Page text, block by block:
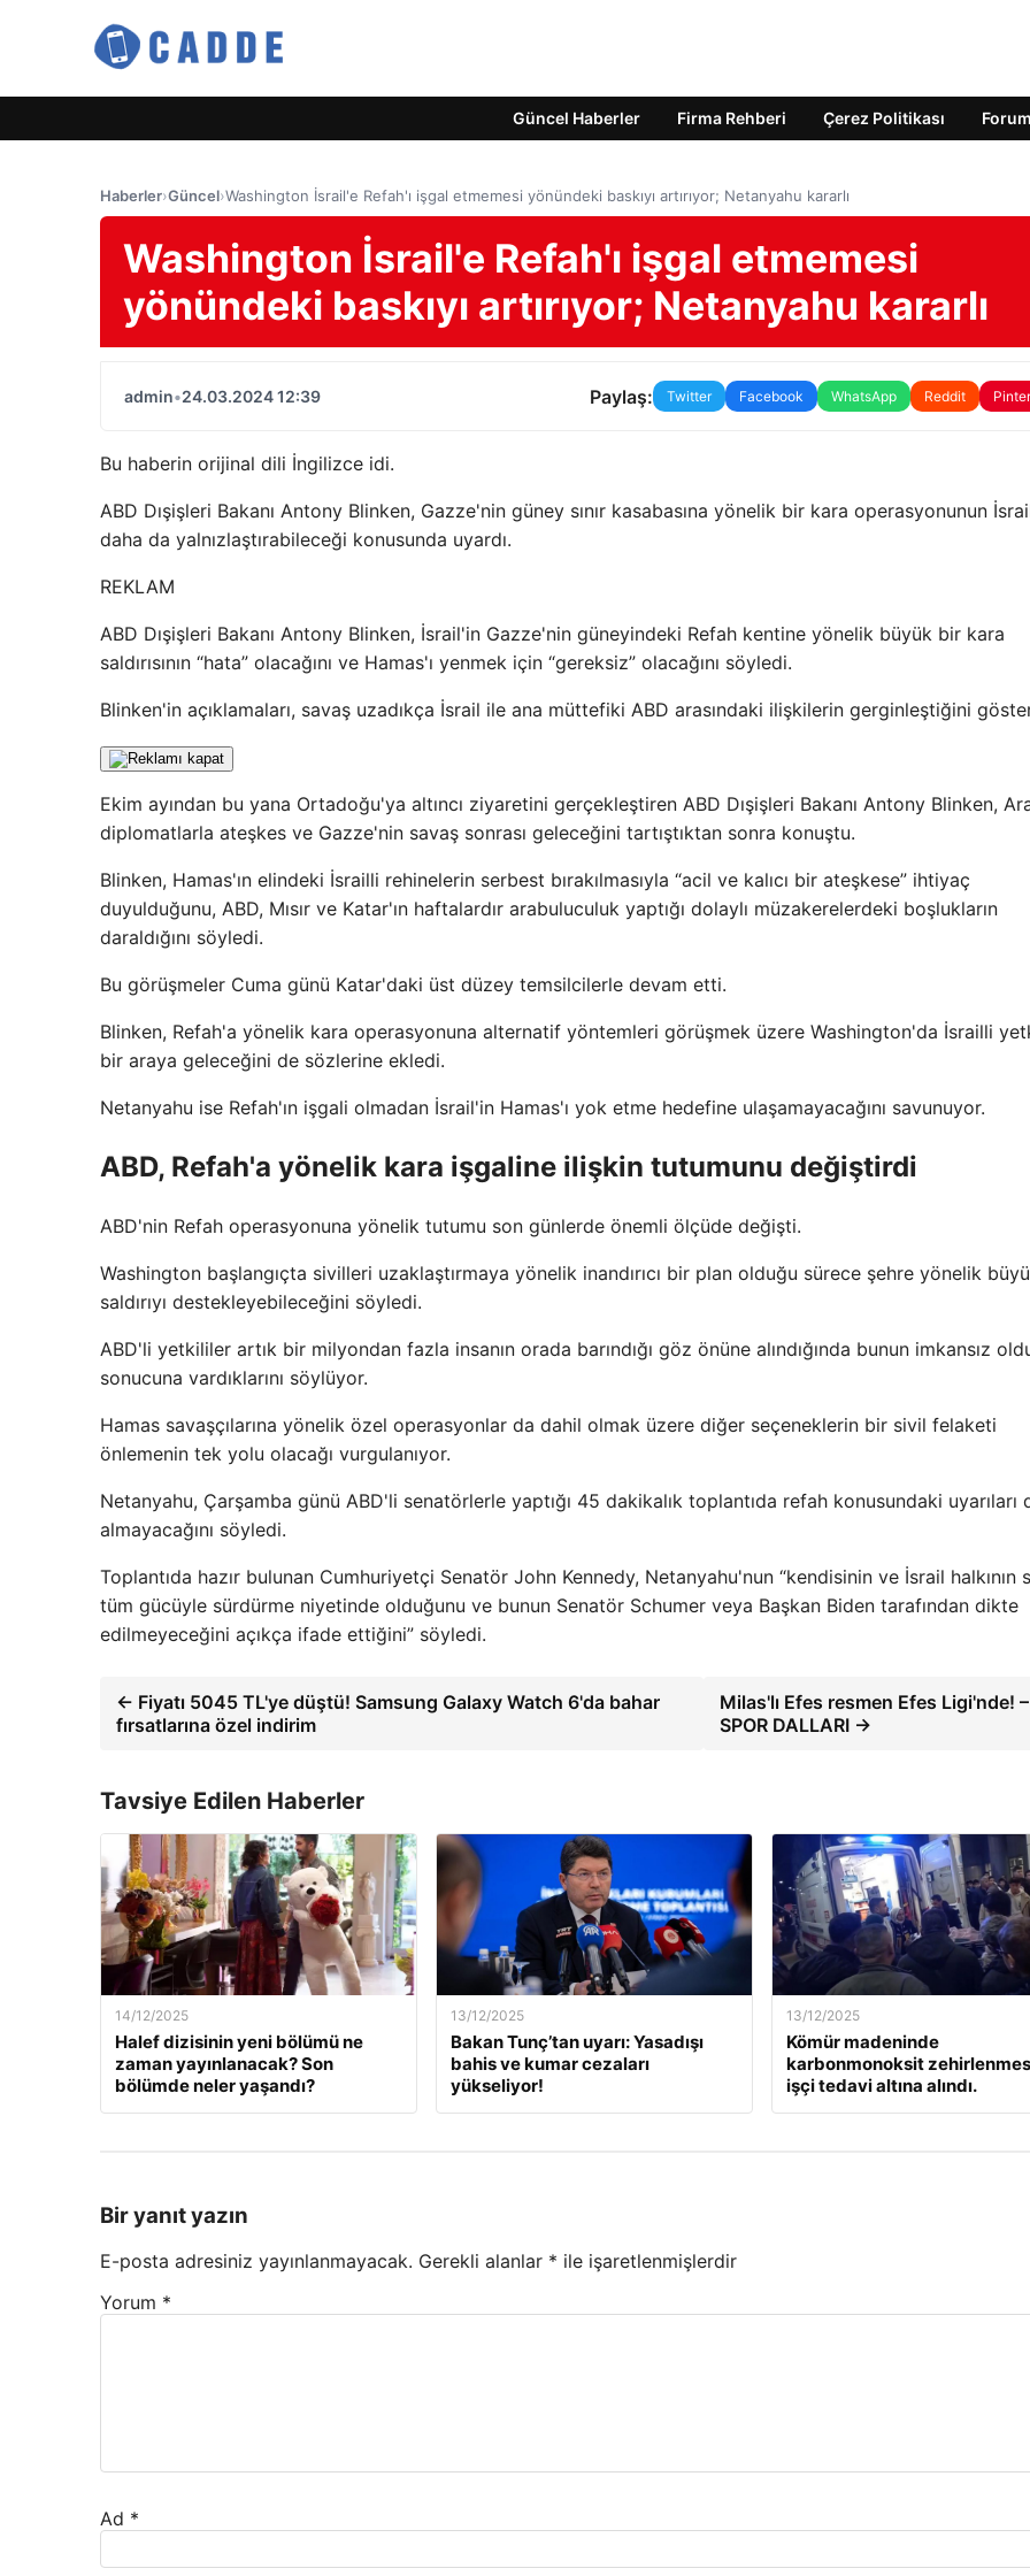
Güncel Haberler Firma Rehberi Çerez Politikası Forum
Haberler›Güncel›Washington İsrail'e Refah'ı işgal etmemesi yönündeki baskıyı artırıyor; Netanyahu kararlı
Washington İsrail'e Refah'ı işgal etmemesi
yönündeki baskıyı artırıyor; Netanyahu kararlı
admin•24.03.2024 12:39 Paylaş: Twitter Facebook WhatsApp Reddit
Bu haberin orijinal dili İngilizce idi.
ABD Dışişleri Bakanı Antony Blinken, Gazze'nin güney sınır kasabasına yönelik bir kara operasyonunun
daha da yalnızlaştırabileceği konusunda uyardı.
REKLAM
ABD Dışişleri Bakanı Antony Blinken, İsrail'in Gazze'nin güneyindeki Refah kentine yönelik büyük bir kara
saldırısının “hata” olacağını ve Hamas'ı yenmek için “gereksiz” olacağını söyledi.
Blinken'in açıklamaları, savaş uzadıkça İsrail ile ana müttefiki ABD arasındaki ilişkilerin gerginleştiğini
Ekim ayından bu yana Ortadoğu'ya altıncı ziyaretini gerçekleştiren ABD Dışişleri Bakanı Antony Blinken,
diplomatlarla ateşkes ve Gazze'nin savaş sonrası geleceğini tartıştıktan sonra konuştu.
Blinken, Hamas'ın elindeki İsrailli rehinelerin serbest bırakılmasıyla “acil ve kalıcı bir ateşkese” ihtiyaç
duyulduğunu, ABD, Mısır ve Katar'ın haftalardır arabuluculuk yaptığı dolaylı müzakerelerdeki boşlukların
daraldığını söyledi.
Bu görüşmeler Cuma günü Katar'daki üst düzey temsilcilerle devam etti.
Blinken, Refah'a yönelik kara operasyonuna alternatif yöntemleri görüşmek üzere Washington'da İsrailli
bir araya geleceğini de sözlerine ekledi.
Netanyahu ise Refah'ın işgali olmadan İsrail'in Hamas'ı yok etme hedefine ulaşamayacağını savunuyor.
ABD, Refah'a yönelik kara işgaline ilişkin tutumunu değiştirdi
ABD'nin Refah operasyonuna yönelik tutumu son günlerde önemli ölçüde değişti.
Washington başlangıçta sivilleri uzaklaştırmaya yönelik inandırıcı bir plan olduğu sürece şehre yönelik
saldırıyı destekleyebileceğini söyledi.
ABD'li yetkililer artık bir milyondan fazla insanın orada barındığı göz önüne alındığında bunun imkansız
sonucuna vardıklarını söylüyor.
Hamas savaşçılarına yönelik özel operasyonlar da dahil olmak üzere diğer seçeneklerin bir sivil felaketi
önlemenin tek yolu olacağı vurgulanıyor.
Netanyahu, Çarşamba günü ABD'li senatörlerle yaptığı 45 dakikalık toplantıda refah konusundaki uyarıları
almayacağını söyledi.
Toplantıda hazır bulunan Cumhuriyetçi Senatör John Kennedy, Netanyahu'nun “kendisinin ve İsrail halkının
tüm gücüyle sürdürme niyetinde olduğunu ve bunun Senatör Schumer veya Başkan Biden tarafından dikte
edilmeyeceğini açıkça ifade ettiğini” söyledi.
← Fiyatı 5045 TL'ye düştü! Samsung Galaxy Watch 6'da bahar
fırsatlarına özel indirim
Milas'lı Efes resmen Efes Ligi'nde! –
SPOR DALLARI →
Tavsiye Edilen Haberler
14/12/2025
Halef dizisinin yeni bölümü ne
zaman yayınlanacak? Son
bölümde neler yaşandı?
13/12/2025
Bakan Tunç’tan uyarı: Yasadışı
bahis ve kumar cezaları
yükseliyor!
13/12/2025
Kömür madeninde
karbonmonoksit
işçi tedavi altına alındı.
Bir yanıt yazın
E-posta adresiniz yayınlanmayacak. Gerekli alanlar * ile işaretlenmişlerdir
Yorum *
Ad *